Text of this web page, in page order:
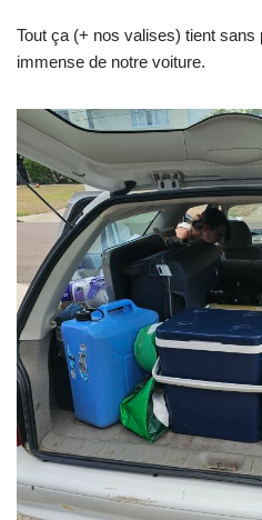
Tout ça (+ nos valises) tient
immense de notre voiture.